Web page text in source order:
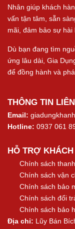
Nhân giúp khách
vấn tận tâm, sẵn
mãi, đảm bảo sự hài
Dù bạn đang tìm
ứng lâu dài, Gia
để đồng hành và
THÔNG TIN
Email:
Hotline: 0937 061
HỖ TRỢ
Chính sách
Chính sách vận
Chính sách bảo
Chính sách đổi
Chính sách bảo
Địa chỉ: Lũy Bán